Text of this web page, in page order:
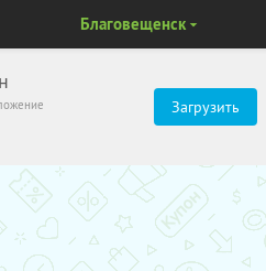
Загрузить
Благовещенск